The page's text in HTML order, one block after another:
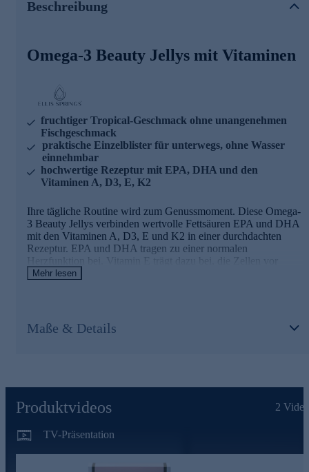
leckeren Jellys mit tropischem Fruchtgeschmack lassen sich
Tag. Laktosefrei, glutenfrei und ohne Zuckerzusatz. Eine
hochwertige Ergänzung für alle, die Wert auf Qualität und
Beschreibung
Omega-3 Beauty Jellys mit Vitaminen
fruchtiger Tropical-Geschmack ohne unangenehmen
Fischgeschmack
praktische Einzelblister für unterwegs, ohne Wasser
einnehmbar
hochwertige Rezeptur mit EPA, DHA und den
Vitaminen A, D3, E, K2
Ihre tägliche Routine wird zum Genussmoment. Diese Omega-
3 Beauty Jellys verbinden wertvolle Fettsäuren EPA und DHA
mit den Vitaminen A, D3, E und K2 in einer durchdachten
Rezeptur. EPA und DHA tragen zu einer normalen
Herzfunktion bei. Vitamin E trägt dazu bei, die Zellen vor
oxidativem Stress zu schützen. Vitamin A und D unterstützen
ganz ohne Wasser. Im hygienischen Einzelblister verpackt,
begleiten sie Sie mühelos durch den Tag. Laktosefrei,
Mehr lesen
Maße & Details
Produktvideos 2
TV-Präsentation